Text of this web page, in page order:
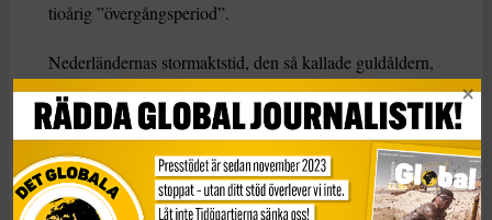
tioårig ”övergångsperiod”.
Nederländernas stormaktstid, den så kallade guldåldern,
varade från slutet av 1500-talet till 1600-talet och
finansierades till ingen liten del av de omkring 600 000
slavar som nederländska skepp förde från Afrika till
kolonier i Sydamerika och Karibien.